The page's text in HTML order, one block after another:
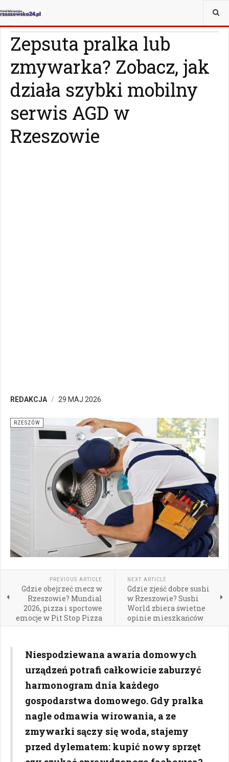
JESTEŚ TUTAJ:
Zepsuta pralka lub
zmywarka? Zobacz, jak
działa szybki mobilny
serwis AGD w
Rzeszowie
REDAKCJA 29 MAJ 2026
RZESZÓW
PREVIOUS ARTICLE
Gdzie obejrzeć mecz w
Rzeszowie? Mundial
2026, pizza i sportowe
emocje w Pit Stop Pizza
NEXT ARTICLE
Gdzie zjeść dobre sushi
w Rzeszowie? Sushi
World zbiera świetne
opinie mieszkańców
Niespodziewana awaria domowych
urządzeń potrafi całkowicie zaburzyć
harmonogram dnia każdego
gospodarstwa domowego. Gdy pralka
nagle odmawia wirowania, a ze
zmywarki sączy się woda, stajemy
przed dylematem: kupić nowy sprzęt